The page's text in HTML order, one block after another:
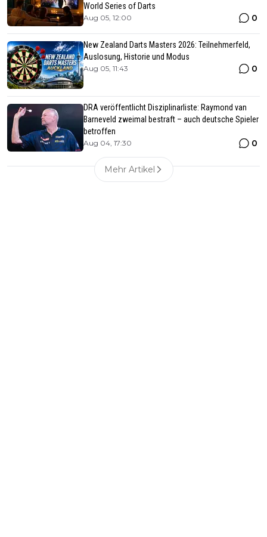
World Series of Darts
Aug 05, 12:00 0
New Zealand Darts Masters 2026: Teilnehmerfeld,
Auslosung, Historie und Modus
Aug 05, 11:43 0
DRA veröffentlicht Disziplinarliste: Raymond van
Barneveld zweimal bestraft – auch deutsche Spieler
betroffen
Aug 04, 17:30 0
Mehr Artikel